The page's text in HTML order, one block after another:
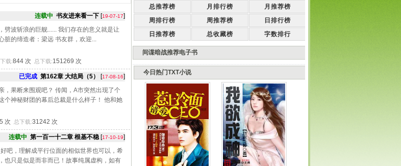
连载中 书友进来看一下 [19-07-17]
波斩浪的巨舰...... 我们存在的意义就是让
脏的缔造者：梁远 书友群，欢迎...
载:844 次 总下载:151269 次
已完成 第162章 大结局（5） [17-08-16]
，果断来围观吧？ 传闻，A市突然出现了个
个神秘财团的幕后总裁是什么样子！ 他和她
次 总下载:31242 次
连载中 第一百一十二章 根基不稳[17-10-19]
吧，理解成平行位面的相似世界也可以，希
也只是似是而非而已！故事纯属虚构，如有
总推荐榜
月排行榜
月推荐榜
周排行榜
周推荐榜
日排行榜
日推荐榜
总收藏榜 字数排行
间谍暗战推荐电子书
今日热门TXT小说